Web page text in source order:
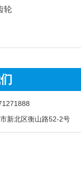
轮
新北区衡山路52-2号